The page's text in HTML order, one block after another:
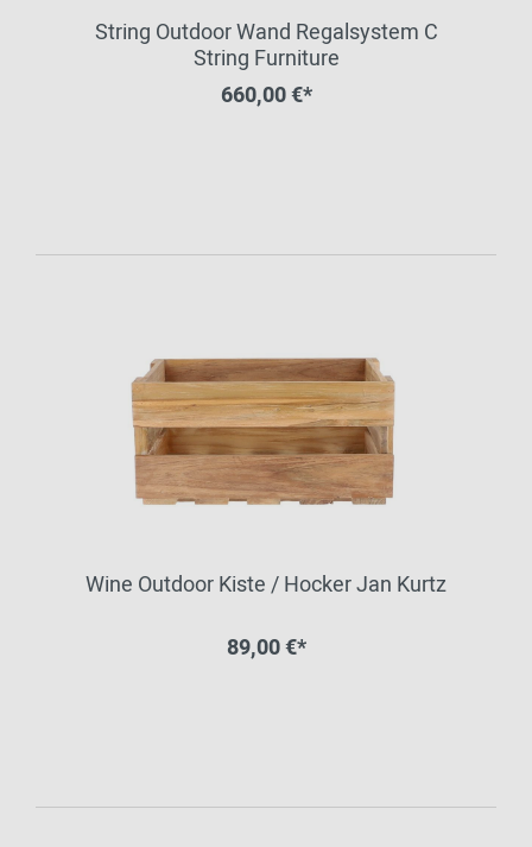
String Outdoor Wand Regalsystem C
String Furniture
660,00 €*
Wine Outdoor Kiste / Hocker Jan Kurtz
89,00 €*